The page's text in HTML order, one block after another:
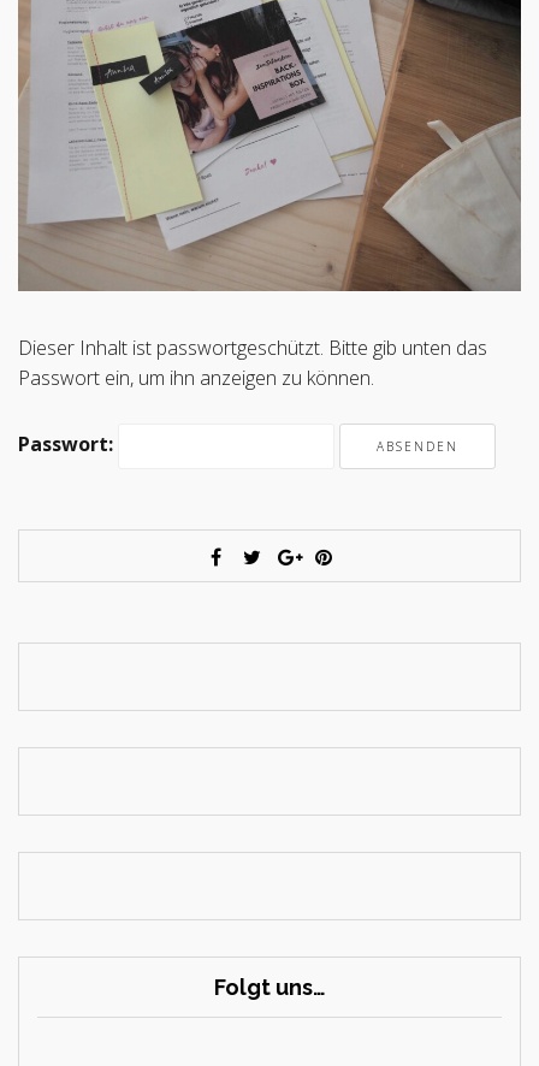
Dieser Inhalt ist passwortgeschützt. Bitte gib unten das
Passwort ein, um ihn anzeigen zu können.
Passwort:
Folgt uns…